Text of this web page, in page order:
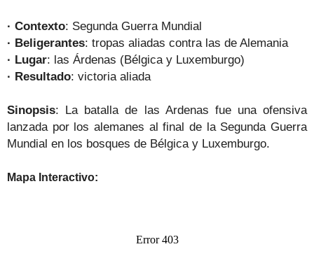
· Contexto: Segunda Guerra Mundial
· Beligerantes: tropas aliadas contra las de Alemania
· Lugar: las Árdenas (Bélgica y Luxemburgo)
· Resultado: victoria aliada
Sinopsis: La batalla de las Ardenas fue una ofensiva
lanzada por los alemanes al final de la Segunda Guerra
Mundial en los bosques de Bélgica y Luxemburgo.
Mapa Interactivo: